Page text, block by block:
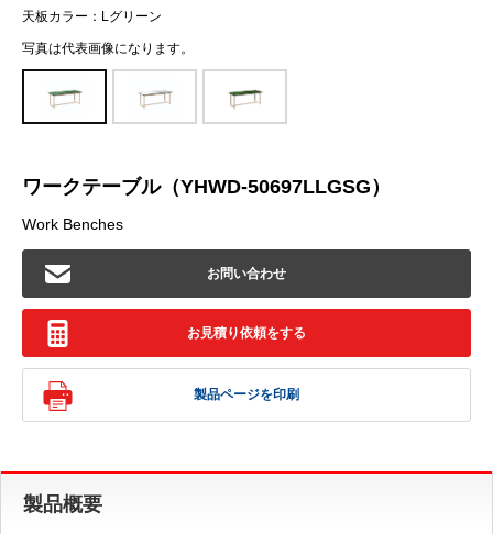
天板カラー：Lグリーン
写真は代表画像になります。
ワークテーブル（YHWD-50697LLGSG）
Work Benches
お問い合わせ
お見積り依頼をする
製品ページを印刷
製品概要